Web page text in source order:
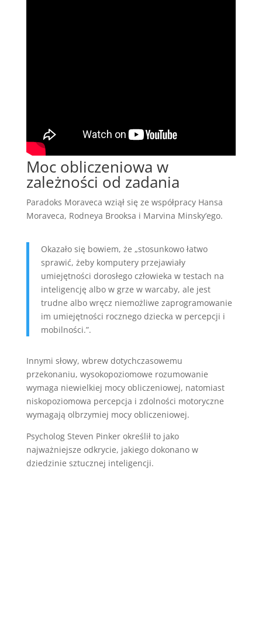
Moc obliczeniowa w
zależności od zadania
Paradoks Moraveca wziął się ze współpracy Hansa
Moraveca, Rodneya Brooksa i Marvina Minsky’ego.
Okazało się bowiem, że „stosunkowo łatwo
sprawić, żeby komputery przejawiały
umiejętności dorosłego człowieka w testach na
inteligencję albo w grze w warcaby, ale jest
trudne albo wręcz niemożliwe zaprogramowanie
im umiejętności rocznego dziecka w percepcji i
mobilności.”.
Innymi słowy, wbrew dotychczasowemu
przekonaniu, wysokopoziomowe rozumowanie
wymaga niewielkiej mocy obliczeniowej, natomiast
niskopoziomowa percepcja i zdolności motoryczne
wymagają olbrzymiej mocy obliczeniowej.
Psycholog Steven Pinker określił to jako
najważniejsze odkrycie, jakiego dokonano w
dziedzinie sztucznej inteligencji.